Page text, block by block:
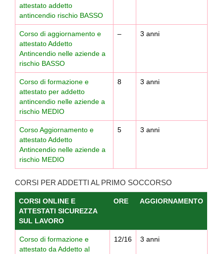
attestato addetto
antincendio rischio BASSO
Corso di aggiornamento e
attestato Addetto
Antincendio nelle aziende a
rischio BASSO
– 3 anni
Corso di formazione e
attestato per addetto
antincendio nelle aziende a
rischio MEDIO
8 3 anni
Corso Aggiornamento e
attestato Addetto
Antincendio nelle aziende a
rischio MEDIO
5 3 anni
CORSI PER ADDETTI AL PRIMO SOCCORSO
CORSI ONLINE E
ATTESTATI SICUREZZA
SUL LAVORO
ORE AGGIORNAMENTO
Corso di formazione e
attestato da Addetto al
12/16 3 anni